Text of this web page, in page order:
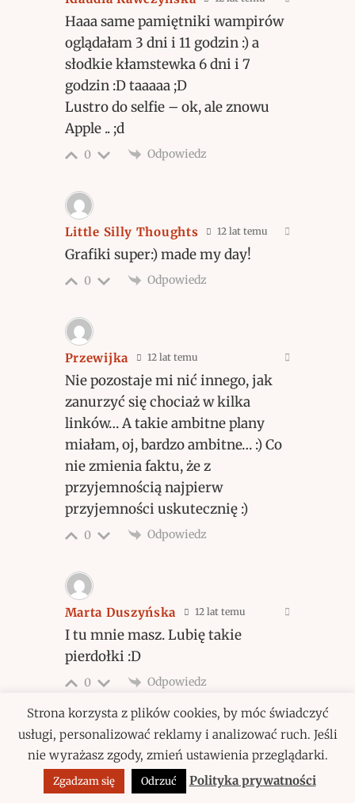
Haaa same pamiętniki wampirów
oglądałam 3 dni i 11 godzin :) a
słodkie kłamstewka 6 dni i 7
godzin :D taaaaa ;D
Lustro do selfie – ok, ale znowu
Apple .. ;d
0 Odpowiedz
Little Silly Thoughts 12 lat temu
Grafiki super:) made my day!
0 Odpowiedz
Przewijka 12 lat temu
Nie pozostaje mi nić innego, jak
zanurzyć się chociaż w kilka
linków… A takie ambitne plany
miałam, oj, bardzo ambitne… :) Co
nie zmienia faktu, że z
przyjemnością najpierw
przyjemności uskutecznię :)
0 Odpowiedz
Marta Duszyńska 12 lat temu
I tu mnie masz. Lubię takie
pierdołki :D
0 Odpowiedz
A. 12 lat temu
Ja z takim drobiazgiem: mogłabyś
Strona korzysta z plików cookies, by móc świadczyć
usługi, personalizować reklamy i analizować ruch. Jeśli
nie wyrażasz zgody, zmień ustawienia przeglądarki.
Zgadzam się Odrzuć Polityka prywatności